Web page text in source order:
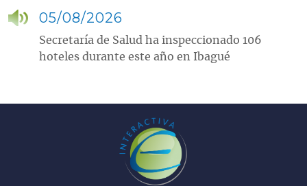
05/08/2026
Secretaría de Salud ha inspeccionado 106
hoteles durante este año en Ibagué